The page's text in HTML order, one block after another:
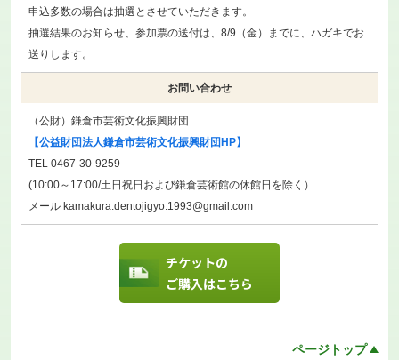
チケットの
ご購入はこちら
申込多数の場合は抽選とさせていただきます。
抽選結果のお知らせ、参加票の送付は、8/9（金）までに、ハガキでお
送りします。
お問い合わせ
（公財）鎌倉市芸術文化振興財団
【公益財団法人鎌倉市芸術文化振興財団HP】
TEL 0467-30-9259
(10:00～17:00/土日祝日および鎌倉芸術館の休館日を除く）
メール kamakura.dentojigyo.1993@gmail.com
ページトップ